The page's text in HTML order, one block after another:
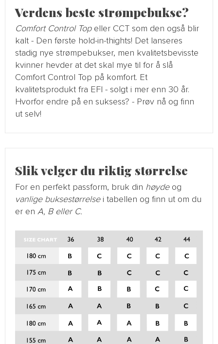
Verdens beste strømpebukse?
Comfort Control Topeller CCT som den også blir
kalt - Den første hold-in-thights! Det lanseres
stadig nye strømpebukser, men kvalitetsbevisste
kvinner hevder at det skal mye til for å slå
Comfort Control Top på komfort. Et
kvalitetsprodukt fra EFI - solgt i mer enn 30 år.
Hvorfor endre på en suksess? - Prøv nå og finn
ut selv!
Slik velger du riktig størrelse
For en perfekt passform, bruk din høydeog
vanlige buksestørrelsei tabellen og finn ut om du
er en A, B eller C.